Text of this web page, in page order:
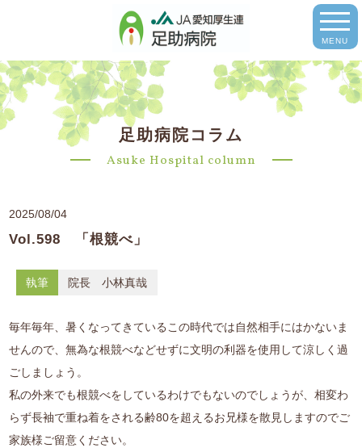
MENU
足助病院コラム
Asuke Hospital column
2025/08/04
Vol.598 「根競べ」
執筆 院長 小林真哉
毎年毎年、暑くなってきているこの時代では自然相手にはかないま
せんので、無為な根競べなどせずに文明の利器を使用して涼しく過
ごしましょう。
私の外来でも根競べをしているわけでもないのでしょうが、相変わ
らず長袖で重ね着をされる齢80を超えるお兄様を散見しますのでご
家族様ご留意ください。